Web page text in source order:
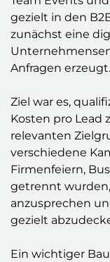
gezielt in den
zunächst eine
Anfragen erzeugt.
Ziel war es,
Kosten pro Lead
relevanten
verschiedene
Firmenfeiern,
getrennt
anzusprechen
gezielt
Ein wichtiger